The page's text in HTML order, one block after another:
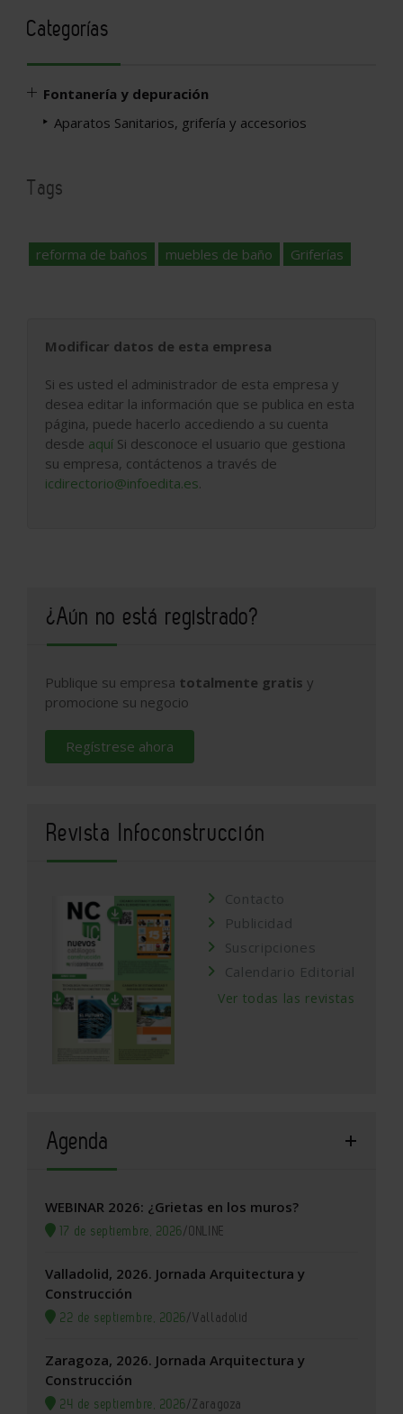
Categorías
Fontanería y depuración
Aparatos Sanitarios, grifería y accesorios
Tags
reforma de baños muebles de baño Griferías
Modificar datos de esta empresa
Si es usted el administrador de esta empresa y
desea editar la información que se publica en esta
página, puede hacerlo accediendo a su cuenta
desde aquí Si desconoce el usuario que gestiona
su empresa, contáctenos a través de
icdirectorio@infoedita.es.
¿Aún no está registrado?
Publique su empresa totalmente gratis y
promocione su negocio
Regístrese ahora
Revista Infoconstrucción
Contacto
Publicidad
Suscripciones
Calendario Editorial
Ver todas las revistas
Agenda
WEBINAR 2026: ¿Grietas en los muros?
17 de septiembre, 2026/ONLINE
Valladolid, 2026. Jornada Arquitectura y
Construcción
22 de septiembre, 2026/Valladolid
Zaragoza, 2026. Jornada Arquitectura y
Construcción
24 de septiembre, 2026/Zaragoza